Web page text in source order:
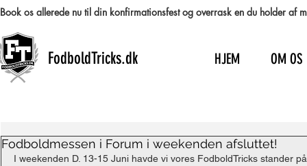
Book os allerede nu til din konfirmationsfest og overrask en du holder af
FodboldTricks.dk HJEM OM OS
Fodboldmessen i Forum i weekenden afsluttet!
I weekenden D. 13-15 Juni havde vi vores FodboldTricks stander